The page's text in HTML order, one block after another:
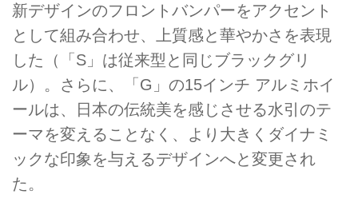
新デザインのフロントバンパーをアクセント
として組み合わせ、上質感と華やかさを表現
した（「S」は従来型と同じブラックグリ
ル）。さらに、「G」の15インチ アルミホイ
ールは、日本の伝統美を感じさせる水引のテ
ーマを変えることなく、より大きくダイナミ
ックな印象を与えるデザインへと変更され
た。